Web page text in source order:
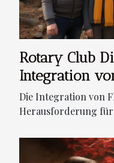
Rotary Club
Integration
soziale
Die Integration von
Herausforderung für